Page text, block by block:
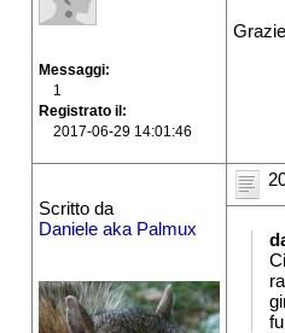
Messaggi
1
Registrato il
2017-06-29 14:01:46
Grazie
Scritto da
Daniele aka Palmux